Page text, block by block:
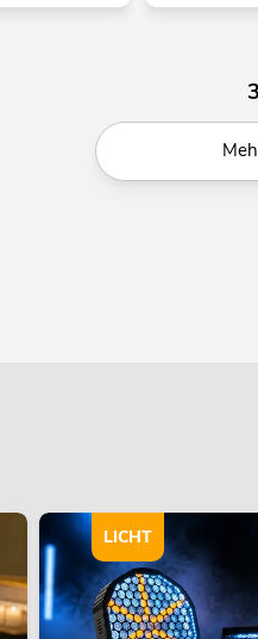
LICHT